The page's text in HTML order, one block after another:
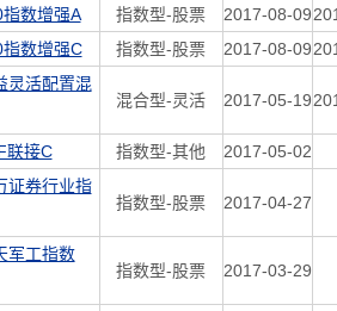
数增强A 指数型-股票 2017-08-09
数增强C 指数型-股票 2017-08-09
灵活配置混
混合型-灵活 2017-05-19
联接C 指数型-其他 2017-05-02
证券行业指
指数型-股票 2017-04-27
军工指数
指数型-股票 2017-03-29